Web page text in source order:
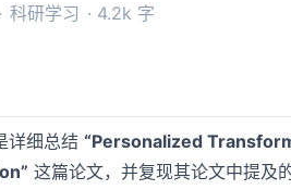
科研学习
4.2k 字
详细总结“Personalized
这篇论文，并复现其论文中提及